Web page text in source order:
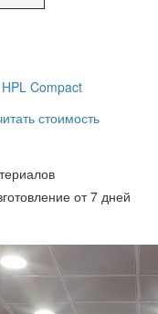
HPL Compact
стоимость
от 7 дней